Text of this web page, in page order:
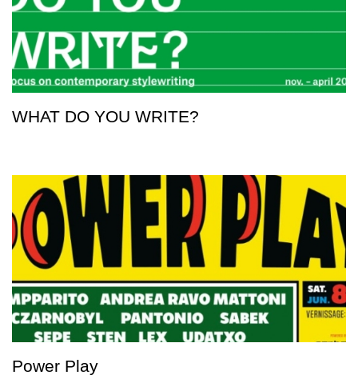
WHAT DO YOU WRITE?
Power Play